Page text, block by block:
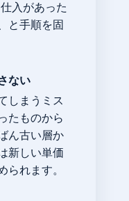
入があった
と手順を固
ない
しまうミス
たものから
ん古い層か
新しい単価
られます。